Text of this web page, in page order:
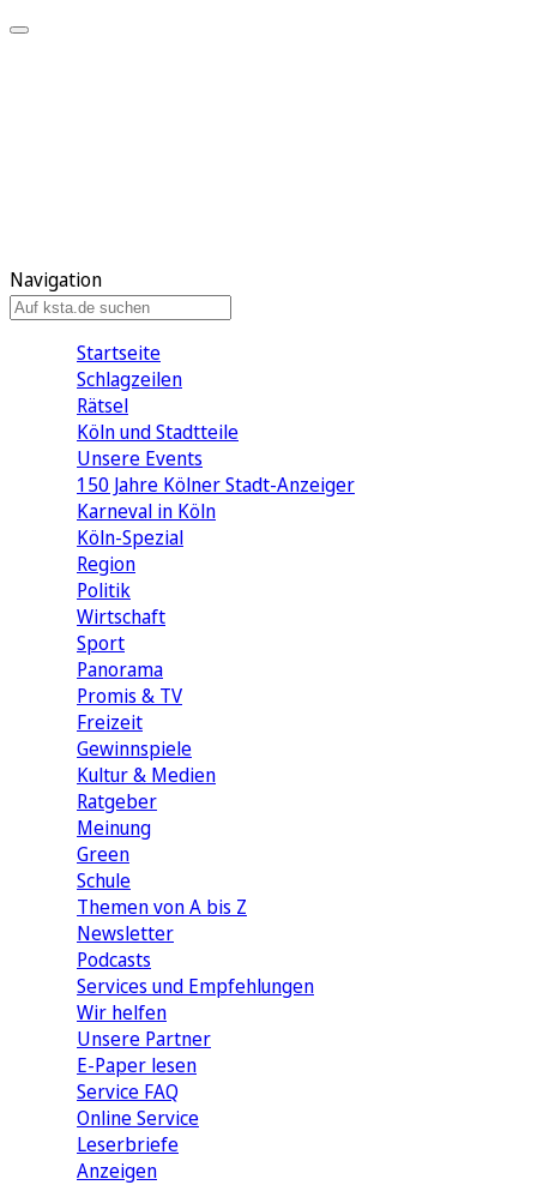
Navigation
Startseite
Schlagzeilen
Rätsel
Köln und Stadtteile
Unsere Events
150 Jahre Kölner Stadt-Anzeiger
Karneval in Köln
Köln-Spezial
Region
Politik
Wirtschaft
Sport
Panorama
Promis & TV
Freizeit
Gewinnspiele
Kultur & Medien
Ratgeber
Meinung
Green
Schule
Themen von A bis Z
Newsletter
Podcasts
Services und Empfehlungen
Wir helfen
Unsere Partner
E-Paper lesen
Service FAQ
Online Service
Leserbriefe
Anzeigen